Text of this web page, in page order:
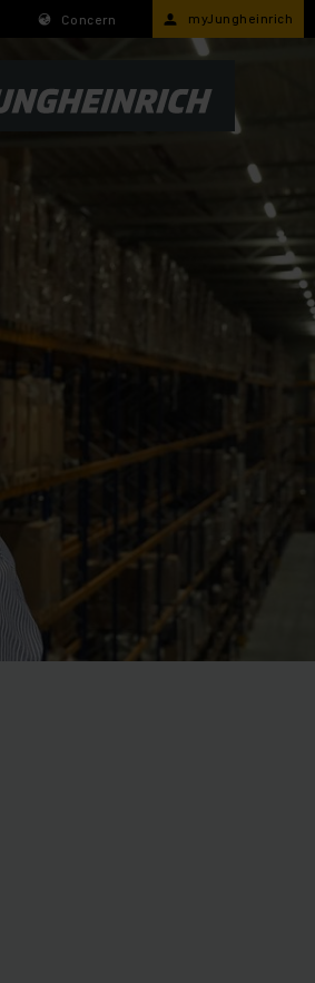
Concern myJungheinrich